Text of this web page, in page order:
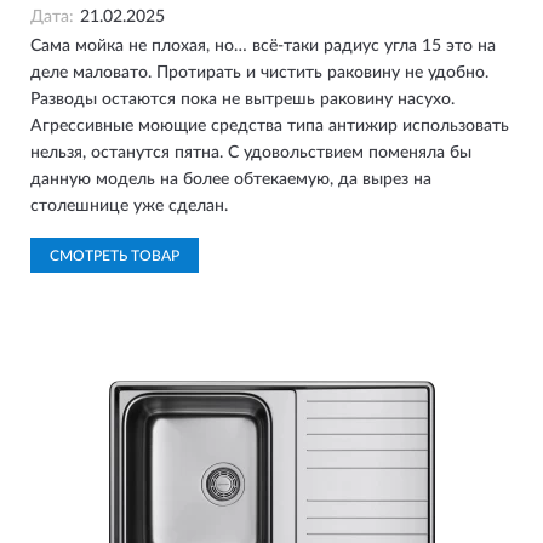
Дата: 21.02.2025
Сама мойка не плохая, но… всё-таки радиус угла 15 это на
деле маловато. Протирать и чистить раковину не удобно.
Разводы остаются пока не вытрешь раковину насухо.
Агрессивные моющие средства типа антижир использовать
нельзя, останутся пятна. С удовольствием поменяла бы
данную модель на более обтекаемую, да вырез на
столешнице уже сделан.
СМОТРЕТЬ ТОВАР